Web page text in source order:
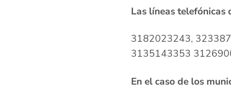
Las líneas telefónicas
3182023243,
3135143353
En el caso de los